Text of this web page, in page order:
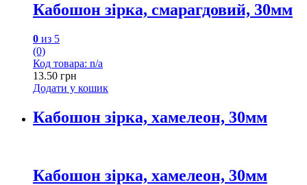
Кабошон зірка, смарагдовий, 30мм
0 из 5
(0)
Код товара: n/a
13.50 грн
Додати у кошик
Кабошон зірка, хамелеон, 30мм
Кабошон зірка, хамелеон, 30мм